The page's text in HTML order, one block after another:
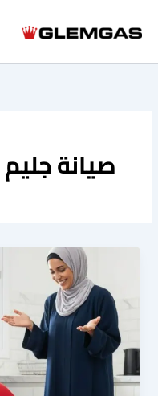
صيانة جليم